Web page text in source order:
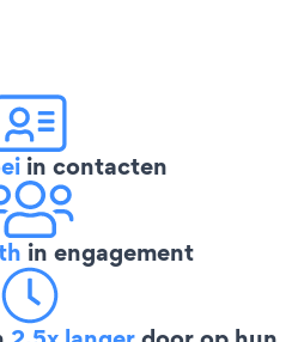
in contacten
in engagement